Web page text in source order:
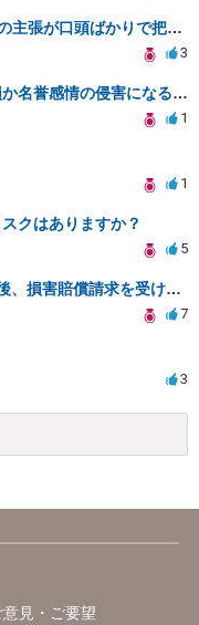
Xの開示請求の双方審で、相手方の主張が口頭ばかりで把握しきれません
3
知的障害者と言う文言が名誉毀損か名誉感情の侵害になるか教えてほしい。
1
1
クはありますか？
5
Google口コミで発信者情報開示後、損害賠償請求を受けています。示談について相談です。
7
3
意見・ご要望